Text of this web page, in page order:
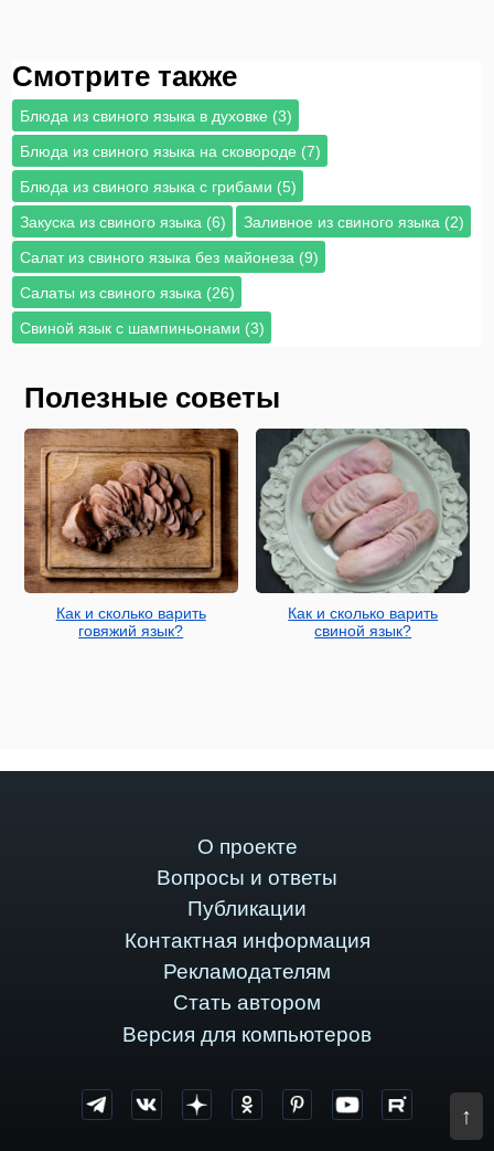
↑
Смотрите также
Блюда из свиного языка в духовке (3)
Блюда из свиного языка на сковороде (7)
Блюда из свиного языка с грибами (5)
Закуска из свиного языка (6)
Заливное из свиного языка (2)
Салат из свиного языка без майонеза (9)
Салаты из свиного языка (26)
Свиной язык с шампиньонами (3)
Полезные советы
Как и сколько варить
говяжий язык?
Как и сколько варить
свиной язык?
О проекте
Вопросы и ответы
Публикации
Контактная информация
Рекламодателям
Стать автором
Версия для компьютеров